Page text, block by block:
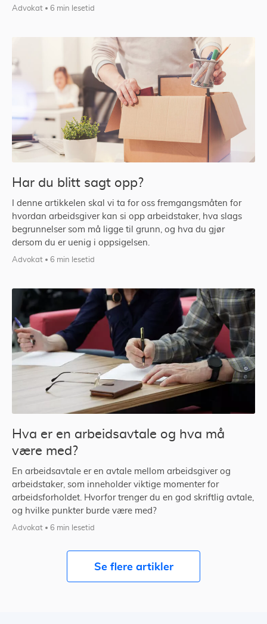
Advokat 6 min lesetid
Har du blitt sagt opp?
I denne artikkelen skal vi ta for oss fremgangsmåten for
hvordan arbeidsgiver kan si opp arbeidstaker, hva slags
begrunnelser som må ligge til grunn, og hva du gjør
dersom du er uenig i oppsigelsen.
Advokat 6 min lesetid
Hva er en arbeidsavtale og hva må
være med?
En arbeidsavtale er en avtale mellom arbeidsgiver og
arbeidstaker, som inneholder viktige momenter for
arbeidsforholdet. Hvorfor trenger du en god skriftlig avtale,
og hvilke punkter burde være med?
Advokat 6 min lesetid
Se flere artikler